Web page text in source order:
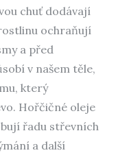
chuť dodávají
ochraňují
a před
v našem těle,
který
Hořčičné oleje
řadu střevních
a další